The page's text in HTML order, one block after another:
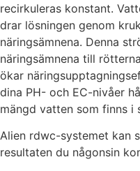
recirkuleras konstant.
drar lösningen genom
näringsämnena. Denna
näringsämnena till
ökar
dina PH- och EC-nivåer
mängd vatten som finns i
Alien rdwc-systemet kan
resultaten du någonsin